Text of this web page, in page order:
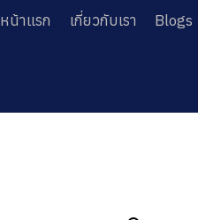
หน้าแรก เกี่ยวกับเรา Blogs